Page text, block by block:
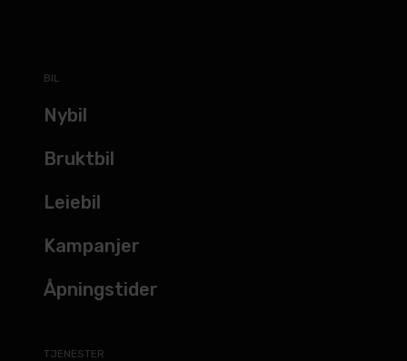
BIL
Nybil
Bruktbil
Leiebil
Kampanjer
Åpningstider
TJENESTER